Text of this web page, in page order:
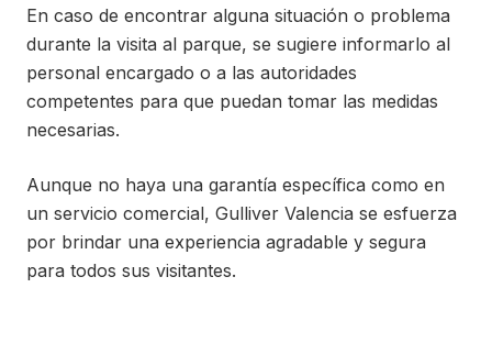
En caso de encontrar alguna situación o problema
durante la visita al parque, se sugiere informarlo al
personal encargado o a las autoridades
competentes para que puedan tomar las medidas
necesarias.
Aunque no haya una garantía específica como en
un servicio comercial, Gulliver Valencia se esfuerza
por brindar una experiencia agradable y segura
para todos sus visitantes.